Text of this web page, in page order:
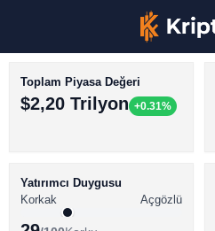
BİTCOİN HABERLERİ
ALTCOİN HABERLERİ
Toplam Piyasa Değeri
$2,20 Trilyon +0.31%
Yatırımcı Duygusu
Korkak
Açgözlü